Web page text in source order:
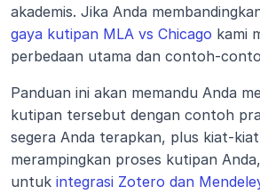
gaya kutipan MLA vs Chicago kami
perbedaan utama dan contoh-
Panduan ini akan memandu Anda
kutipan tersebut dengan contoh
segera Anda terapkan, plus kiat-
merampingkan proses kutipan
untuk integrasi Zotero dan